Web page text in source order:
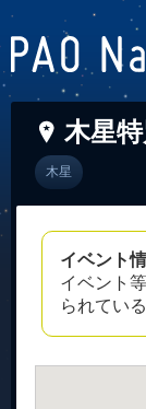
木星
木星
イベント
イベント
られてい